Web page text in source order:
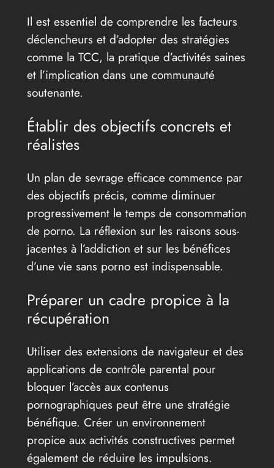
Il est essentiel de comprendre les facteurs
déclencheurs et d’adopter des stratégies
comme la TCC, la pratique d’activités saines
et l’implication dans une communauté
soutenante.
Établir des objectifs concrets et
réalistes
Un plan de sevrage efficace commence par
des objectifs précis, comme diminuer
progressivement le temps de consommation
de porno. La réflexion sur les raisons sous-
jacentes à l’addiction et sur les bénéfices
d’une vie sans porno est indispensable.
Préparer un cadre propice à la
récupération
Utiliser des extensions de navigateur et des
applications de contrôle parental pour
bloquer l’accès aux contenus
pornographiques peut être une stratégie
bénéfique. Créer un environnement
propice aux activités constructives permet
également de réduire les impulsions.